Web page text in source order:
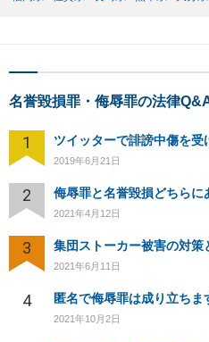
名誉毀損罪・侮辱罪の法律
1
2019年6月21日
2 侮辱罪と名誉毀損どちらに
2021年4月12日
3 集団ストーカー被害の対策
2021年6月11日
4 匿名で侮辱罪は成り立ちま
2021年10月2日